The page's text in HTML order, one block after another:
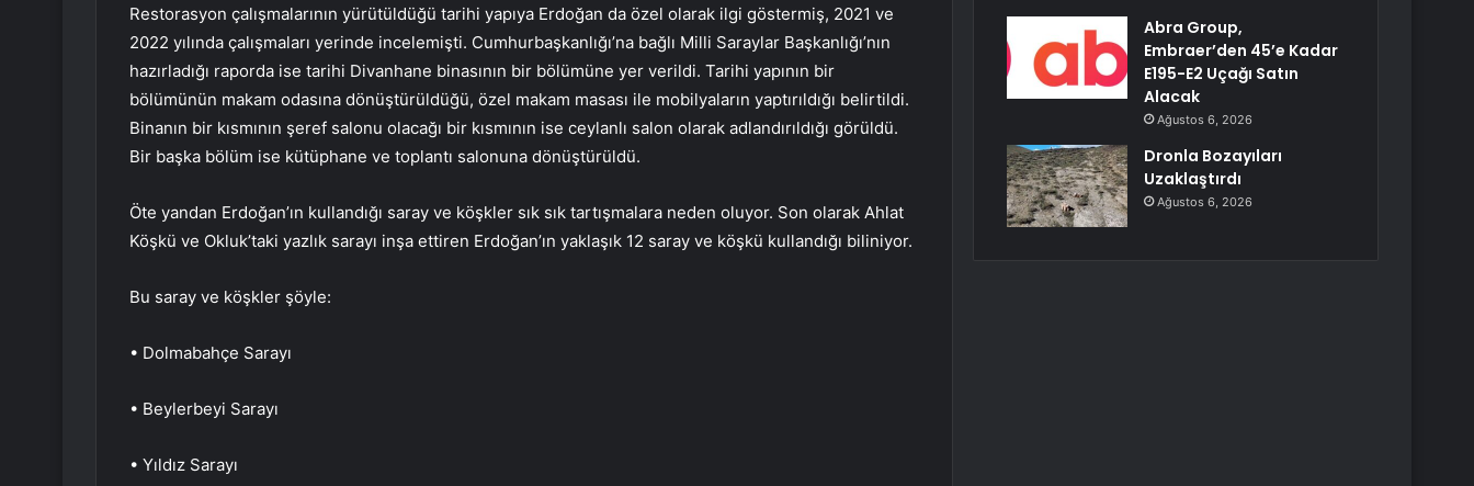
Restorasyon çalışmalarının yürütüldüğü tarihi yapıya Erdoğan da özel olarak ilgi göstermiş, 2021 ve
2022 yılında çalışmaları yerinde incelemişti. Cumhurbaşkanlığı’na bağlı Milli Saraylar Başkanlığı’nın
hazırladığı raporda ise tarihi Divanhane binasının bir bölümüne yer verildi. Tarihi yapının bir
bölümünün makam odasına dönüştürüldüğü, özel makam masası ile mobilyaların yaptırıldığı belirtildi.
Binanın bir kısmının şeref salonu olacağı bir kısmının ise ceylanlı salon olarak adlandırıldığı görüldü.
Bir başka bölüm ise kütüphane ve toplantı salonuna dönüştürüldü.
Öte yandan Erdoğan’ın kullandığı saray ve köşkler sık sık tartışmalara neden oluyor. Son olarak Ahlat
Köşkü ve Okluk’taki yazlık sarayı inşa ettiren Erdoğan’ın yaklaşık 12 saray ve köşkü kullandığı biliniyor.
Bu saray ve köşkler şöyle:
• Dolmabahçe Sarayı
• Beylerbeyi Sarayı
• Yıldız Sarayı
Abra Group,
Embraer’den 45’e Kadar
E195-E2 Uçağı Satın
Alacak
Ağustos 6, 2026
Dronla Bozayıları
Uzaklaştırdı
Ağustos 6, 2026